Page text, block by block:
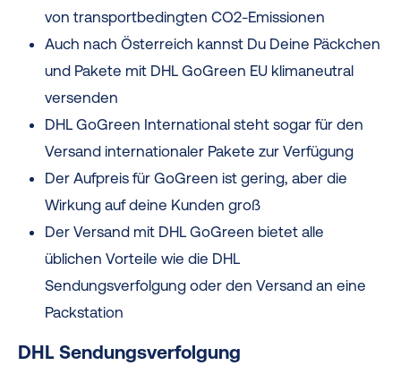
von transportbedingten CO2-Emissionen
Auch nach Österreich kannst Du Deine Päckchen
und Pakete mit DHL GoGreen EU klimaneutral
versenden
DHL GoGreen International steht sogar für den
Versand internationaler Pakete zur Verfügung
Der Aufpreis für GoGreen ist gering, aber die
Wirkung auf deine Kunden groß
Der Versand mit DHL GoGreen bietet alle
üblichen Vorteile wie die DHL
Sendungsverfolgung oder den Versand an eine
Packstation
DHL Sendungsverfolgung